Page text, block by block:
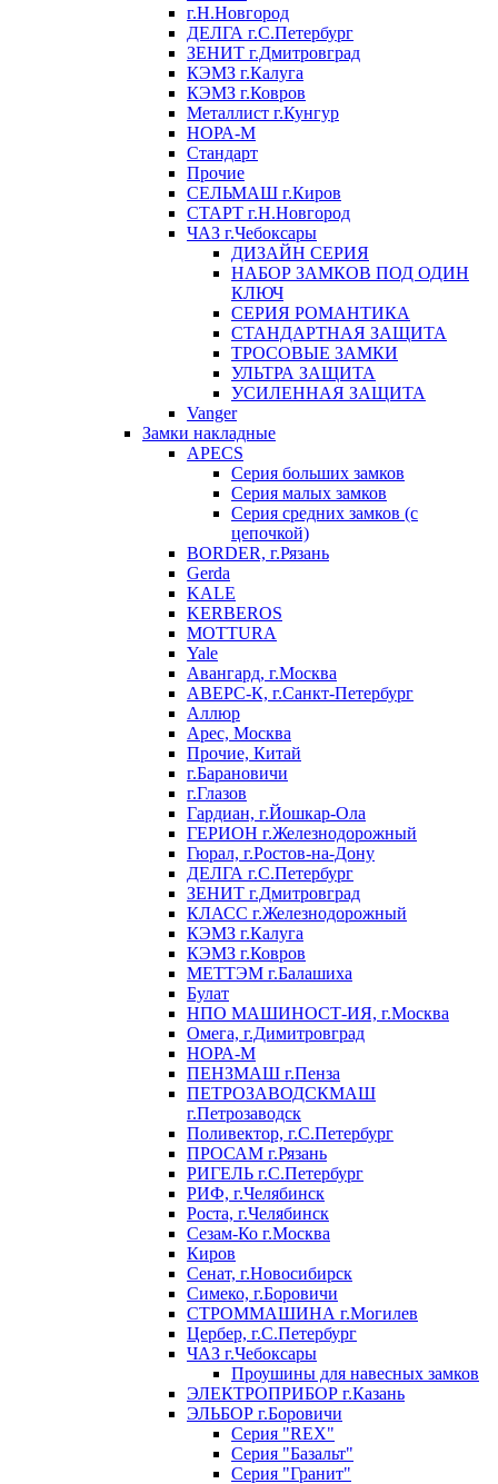
г.Н.Новгород
ДЕЛГА г.С.Петербург
ЗЕНИТ г.Дмитровград
КЭМЗ г.Калуга
КЭМЗ г.Ковров
Металлист г.Кунгур
НОРА-М
Стандарт
Прочие
СЕЛЬМАШ г.Киров
СТАРТ г.Н.Новгород
ЧАЗ г.Чебоксары
ДИЗАЙН СЕРИЯ
НАБОР ЗАМКОВ ПОД ОДИН
КЛЮЧ
СЕРИЯ РОМАНТИКА
СТАНДАРТНАЯ ЗАЩИТА
ТРОСОВЫЕ ЗАМКИ
УЛЬТРА ЗАЩИТА
УСИЛЕННАЯ ЗАЩИТА
Vanger
Замки накладные
APECS
Серия больших замков
Серия малых замков
Серия средних замков (с
цепочкой)
BORDER, г.Рязань
Gerda
KALE
KERBEROS
MOTTURA
Yale
Авангард, г.Москва
АВЕРС-К, г.Санкт-Петербург
Аллюр
Арес, Москва
Прочие, Китай
г.Барановичи
г.Глазов
Гардиан, г.Йошкар-Ола
ГЕРИОН г.Железнодорожный
Гюрал, г.Ростов-на-Дону
ДЕЛГА г.С.Петербург
ЗЕНИТ г.Дмитровград
КЛАСС г.Железнодорожный
КЭМЗ г.Калуга
КЭМЗ г.Ковров
МЕТТЭМ г.Балашиха
Булат
НПО МАШИНОСТ-ИЯ, г.Москва
Омега, г.Димитровград
НОРА-М
ПЕНЗМАШ г.Пенза
ПЕТРОЗАВОДСКМАШ
г.Петрозаводск
Поливектор, г.С.Петербург
ПРОСАМ г.Рязань
РИГЕЛЬ г.С.Петербург
РИФ, г.Челябинск
Роста, г.Челябинск
Сезам-Ко г.Москва
Киров
Сенат, г.Новосибирск
Симеко, г.Боровичи
СТРОММАШИНА г.Могилев
Цербер, г.С.Петербург
ЧАЗ г.Чебоксары
Проушины для навесных замков
ЭЛЕКТРОПРИБОР г.Казань
ЭЛЬБОР г.Боровичи
Серия "REX"
Серия "Базальт"
Серия "Гранит"